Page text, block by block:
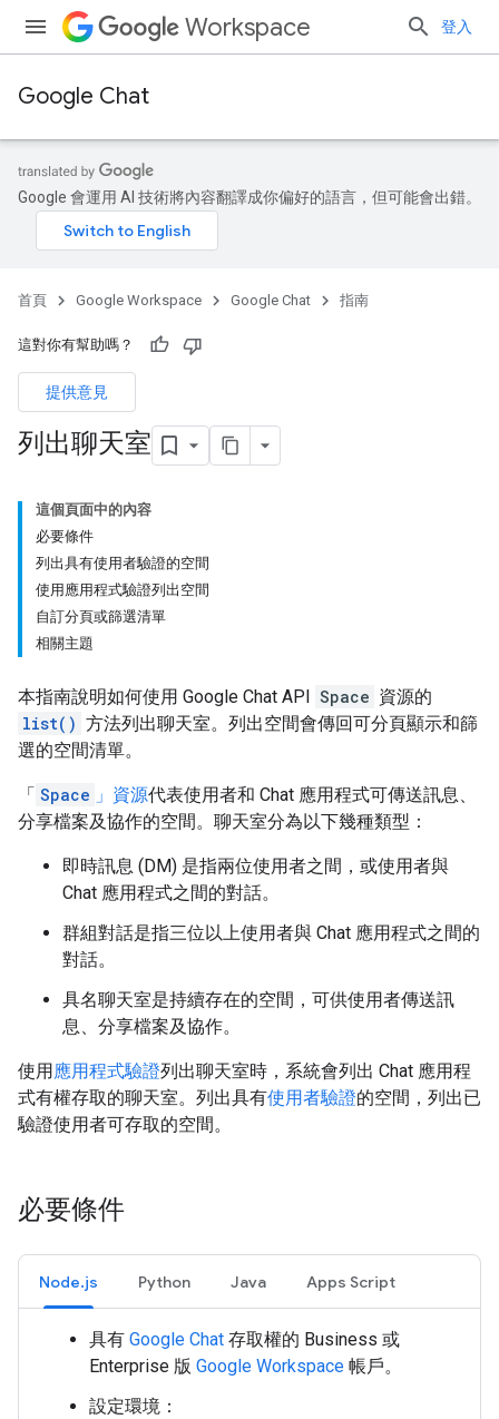
Workspace 登入
Google Chat
Google 會運用 AI 技術將內容翻譯成你偏好的語言，但可能會出錯。
首頁 Google Workspace Google Chat 指南
這對你有幫助嗎？
提供意見
列出聊天室
這個頁面中的內容
必要條件
列出具有使用者驗證的空間
使用應用程式驗證列出空間
自訂分頁或篩選清單
相關主題
本指南說明如何使用 Google Chat API Space 資源的
list() 方法列出聊天室。列出空間會傳回可分頁顯示和篩
選的空間清單。
「 Space 」資源代表使用者和 Chat 應用程式可傳送訊息、
分享檔案及協作的空間。聊天室分為以下幾種類型：
即時訊息 (DM) 是指兩位使用者之間，或使用者與
Chat 應用程式之間的對話。
群組對話是指三位以上使用者與 Chat 應用程式之間的
對話。
具名聊天室是持續存在的空間，可供使用者傳送訊
息、分享檔案及協作。
使用應用程式驗證列出聊天室時，系統會列出 Chat 應用程
式有權存取的聊天室。列出具有使用者驗證的空間，列出已
驗證使用者可存取的空間。
必要條件
Node.js Python Java Apps Script
具有 Google Chat 存取權的 Business 或
Enterprise 版 Google Workspace 帳戶。
設定環境：